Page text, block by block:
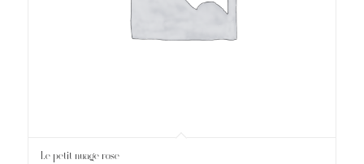
Le petit nuage rose